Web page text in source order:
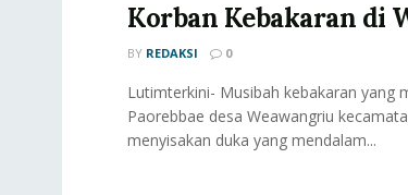
Korban Kebakaran di
BY REDAKSI 0
Lutimterkini- Musibah kebakaran yang
Paorebbae desa Weawangriu
menyisakan duka yang mendalam...